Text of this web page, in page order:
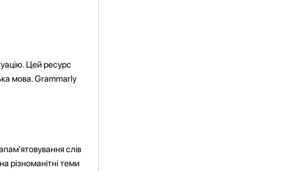
Цей ресурс
мова. Grammarly
слів
різноманітні теми